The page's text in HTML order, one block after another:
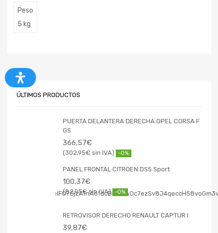
Peso
5 kg
ÚLTIMOS PRODUCTOS
PUERTA DELANTERA DERECHA OPEL CORSA F
GS
366,57€
302,95€ -0%
PANEL FRONTAL CITROEN DS5 Sport
100,37€
82,95€ -0%
RETROVISOR DERECHO RENAULT CAPTUR I
39,87€